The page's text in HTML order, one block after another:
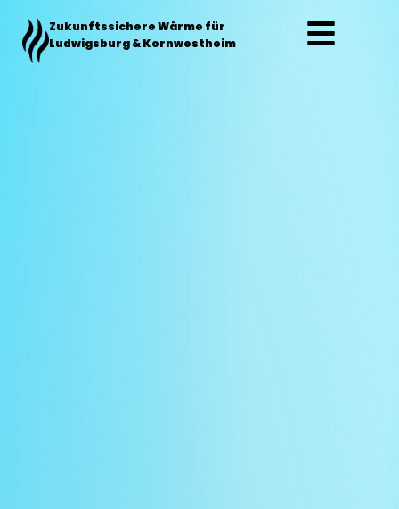
Inhalt
springen
Zukunftssichere Wärme für
Ludwigsburg & Kornwestheim